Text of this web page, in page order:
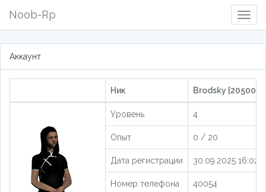
Noob-Rp
Аккаунт
Ник Brodsky [205002]
Уровень 4
Опыт 0 / 20
Дата регистрации 30.09.2025
Номер телефона 40054